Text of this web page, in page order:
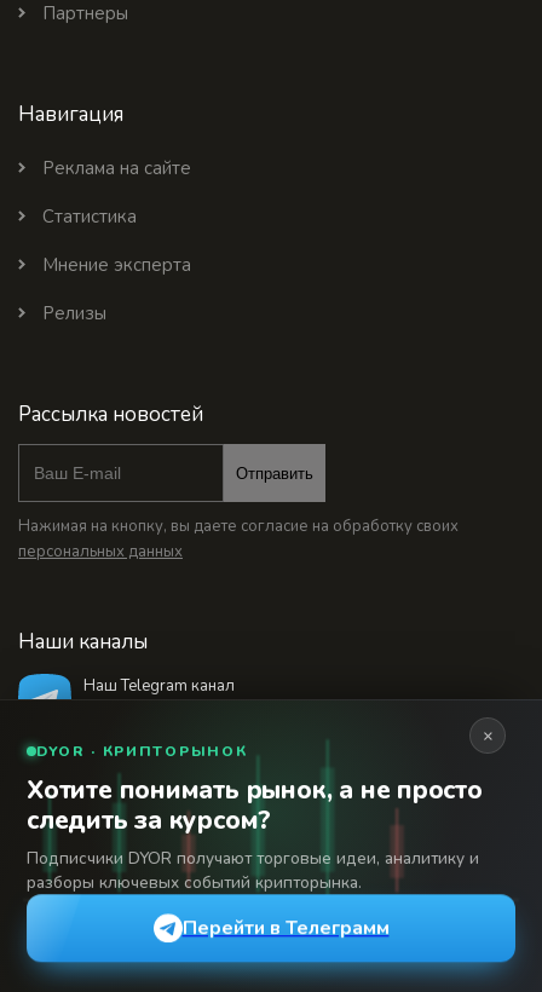
Партнеры
Навигация
Реклама на сайте
Статистика
Мнение эксперта
Релизы
Рассылка новостей
Отправить
Нажимая на кнопку, вы даете согласие на обработку своих
персональных данных
Наши каналы
Наш Telegram канал
18+
© 2026 Финансовый интернет-портал «Банки
Сегодня». Используя сайт BanksToday.net вы
соглашаетесь с
Сетевое издание «Банки Сегодня» зарегистрировано
Федеральной службой по надзору в сфере связи,
информационных технологий и массовых коммуникаций,
регистрационный номер: серия Эл № 04-216902
×
DYOR · КРИПТОРЫНОК
Хотите понимать рынок, а не просто
следить за курсом?
Подписчики DYOR получают торговые идеи, аналитику и
разборы ключевых событий крипторынка.
Перейти в Телеграмм